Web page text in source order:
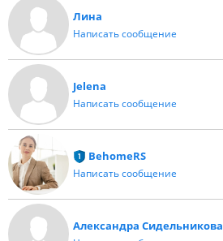
Лина
Написать сообщение
Jelena
Написать сообщение
BehomeRS
Написать сообщение
Александра Сидельникова